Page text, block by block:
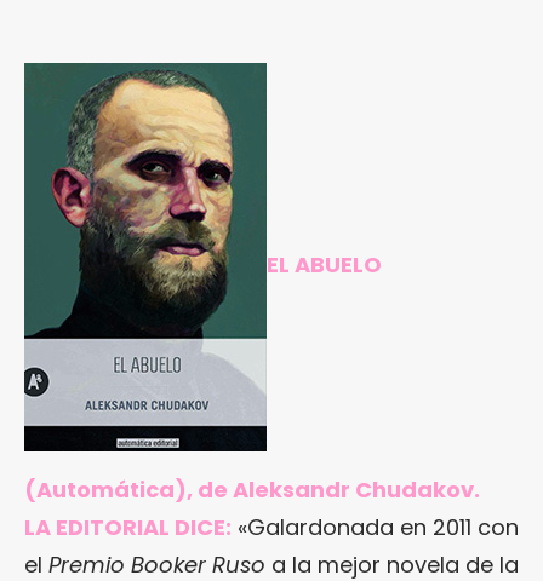
EL ABUELO
(Automática), de Aleksandr Chudakov.
LA EDITORIAL DICE: «Galardonada en 2011 con
el Premio Booker Ruso a la mejor novela de la